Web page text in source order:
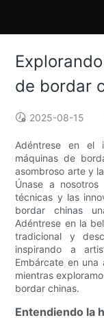
de bordar
2025-08-15
Adéntrese en el
máquinas de
asombroso arte y
Únase a
técnicas y las
bordar chinas
Adéntrese en la
tradicional y
inspirando a
Embárcate en
mientras
bordar chinas.
Entendiendo la